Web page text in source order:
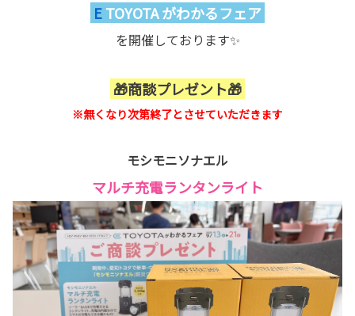
ETOYOTA がわかるフェア
を開催しております✨
🎁商談プレゼント🎁
※無くなり次第終了とさせていただきます
モシモニソナエル
マルチ充電ランタンライト